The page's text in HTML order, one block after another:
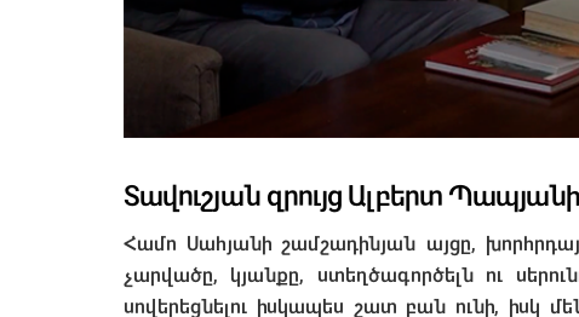
Տավուշյան զրույց Ալբերտ
Համո Սահյանի շամշադինյան այցը,
չարվածը, կյանքը, ստեղծագործելն ու
սովերեցնելու իսկապես շատ բան ունի, իսկ